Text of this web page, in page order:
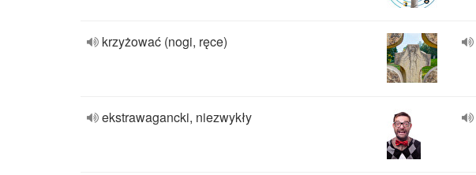
krzyżować (nogi, ręce)
ekstrawagancki, niezwykły